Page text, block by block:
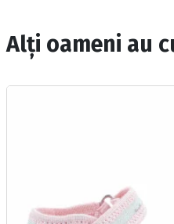
Alți oameni au